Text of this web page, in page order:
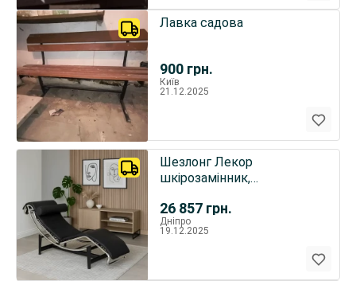
900 грн.
Лавка садова
Київ
21.12.2025
26 857 грн.
Шезлонг Лекор
шкірозамінник,
Дніпро
19.12.2025